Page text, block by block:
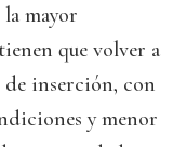
mayor
que volver a
de inserción, con
y menor